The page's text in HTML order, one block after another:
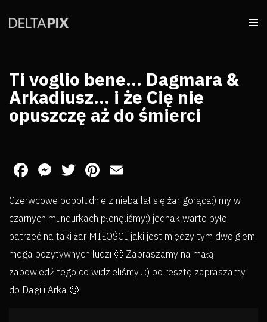
Ti voglio bene… Dagmara &
Arkadiusz… i że Cię nie
opuszczę aż do śmierci
Facebook
Messenger
TwitterPinterest
Czerwcowe popołudnie z nieba lał się żar gorąca:) my w
czarnych mundurkach płonęliśmy:) jednak warto było
patrzeć na taki żar MIŁOŚCI jaki jest między tym dwojgiem
mega pozytywnych ludzi 🙂 Zapraszamy na małą
zapowiedź tego co widzieliśmy…:) po resztę zapraszamy
do Dagi i Arka 🙂